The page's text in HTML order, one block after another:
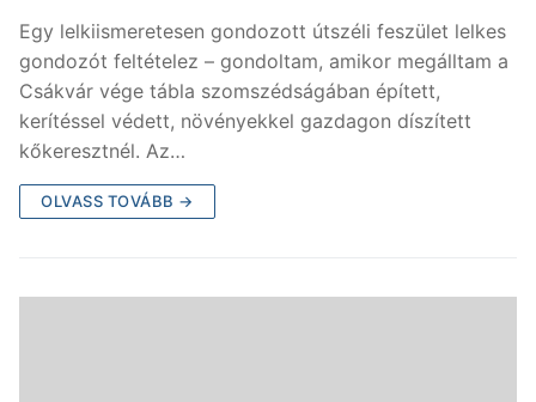
Egy lelkiismeretesen gondozott útszéli feszület lelkes
gondozót feltételez – gondoltam, amikor megálltam a
Csákvár vége tábla szomszédságában épített,
kerítéssel védett, növényekkel gazdagon díszített
kőkeresztnél. Az…
OLVASS TOVÁBB →